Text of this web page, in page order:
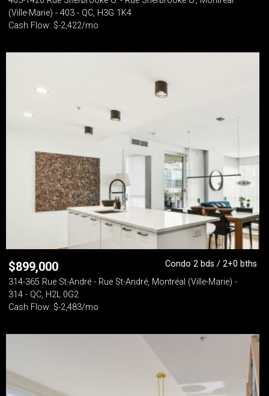
(Ville-Marie) - 403 - QC, H3G 1K4
Cash Flow: $-2,422/mo
$899,000
Condo 2 bds / 2+0 bths
314-365 Rue St-André - Rue St-André, Montréal (Ville-Marie) -
314 - QC, H2L 0G2
Cash Flow: $-2,483/mo